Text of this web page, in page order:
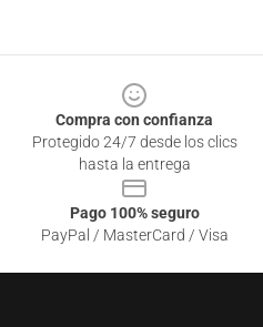
Compra con confianza
Protegido 24/7 desde los clics
hasta la entrega
Pago 100% seguro
PayPal / MasterCard / Visa